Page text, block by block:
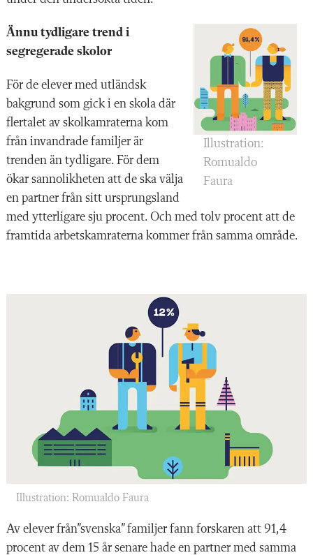
Illustration:
Romualdo
Faura
Ännu tydligare trend i
segregerade skolor
För de elever med utländsk
bakgrund som gick i en skola där
flertalet av skolkamraterna kom
från invandrade familjer är
trenden än tydligare. För dem
ökar sannolikheten att de ska välja
en partner från sitt ursprungsland
med ytterligare sju procent. Och med tolv procent att de
framtida arbetskamraterna kommer från samma område.
Illustration: Romualdo Faura
Av elever från”svenska” familjer fann forskaren att 91,4
procent av dem 15 år senare hade en partner med samma